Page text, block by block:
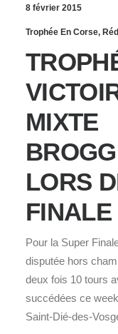
8 février 2015
Trophée En Corse,
MIXTE
LORS
FINALE
Pour la Super
disputée hors
deux fois 10 tours
succédées ce
Saint-Dié-des-